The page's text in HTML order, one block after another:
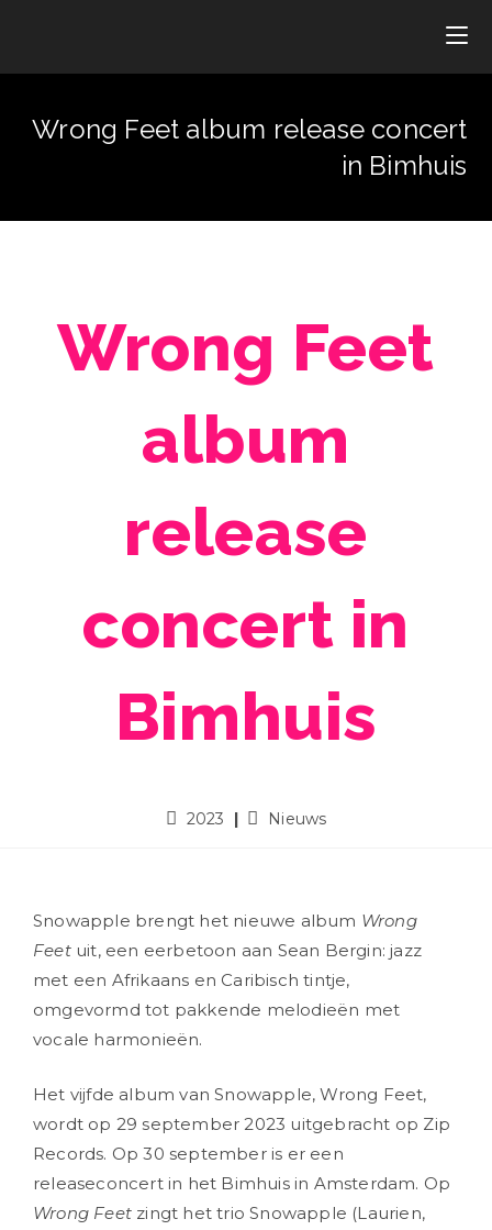
Wrong Feet album release concert
in Bimhuis
Wrong Feet
album
release
concert in
Bimhuis
2023 Nieuws
Snowapple brengt het nieuwe album Wrong
Feetuit, een eerbetoon aan Sean Bergin: jazz
met een Afrikaans en Caribisch tintje,
omgevormd tot pakkende melodieën met
vocale harmonieën.
Het vijfde album van Snowapple, Wrong Feet,
wordt op 29 september 2023 uitgebracht op Zip
Records. Op 30 september is er een
releaseconcert in het Bimhuis in Amsterdam. Op
Wrong Feet zingt het trio Snowapple (Laurien,